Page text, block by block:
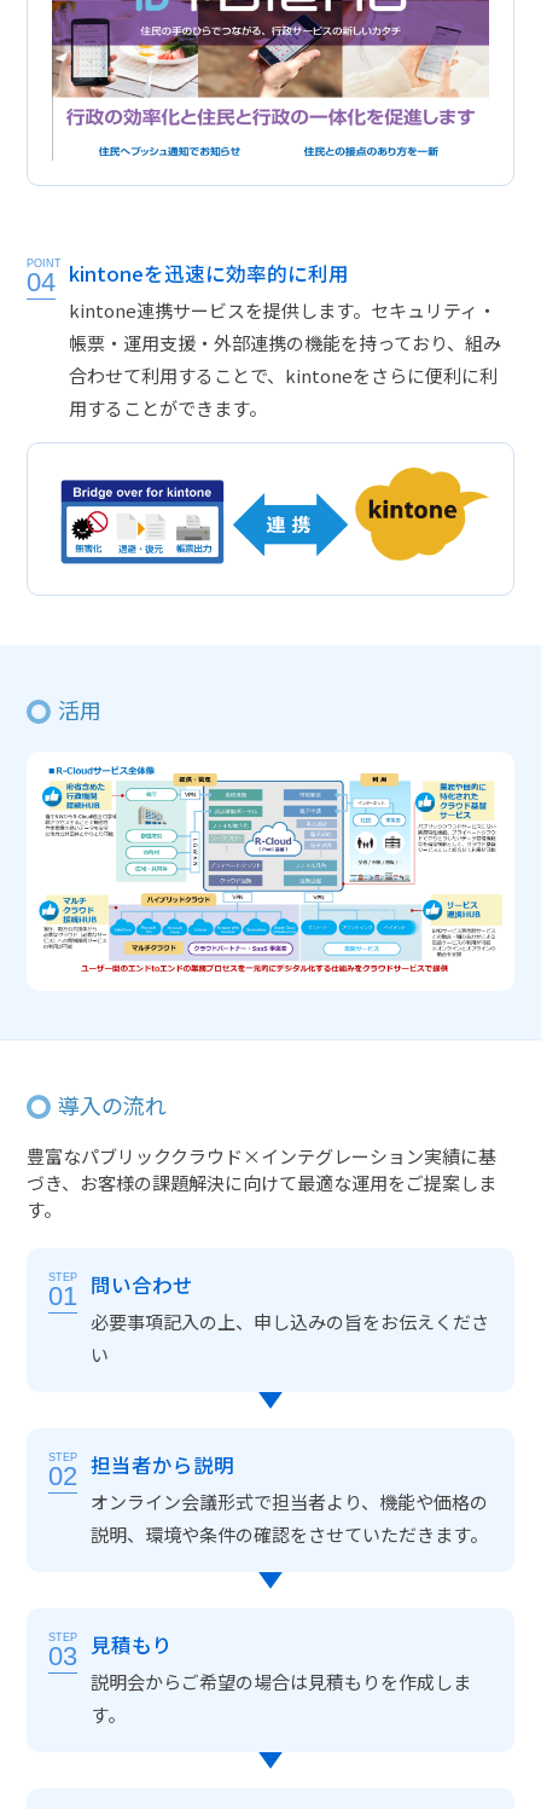
POINT
04 kintoneを迅速に効率的に利用
kintone連携サービスを提供します。セキュリティ・
帳票・運用支援・外部連携の機能を持っており、組み
合わせて利用することで、kintoneをさらに便利に利
用することができます。
活用
導入の流れ
豊富なパブリッククラウド×インテグレーション実績に基
づき、お客様の課題解決に向けて最適な運用をご提案しま
す。
STEP
01 問い合わせ
必要事項記入の上、申し込みの旨をお伝えくださ
い
STEP
02 担当者から説明
オンライン会議形式で担当者より、機能や価格の
説明、環境や条件の確認をさせていただきます。
STEP
03 見積もり
説明会からご希望の場合は見積もりを作成しま
す。